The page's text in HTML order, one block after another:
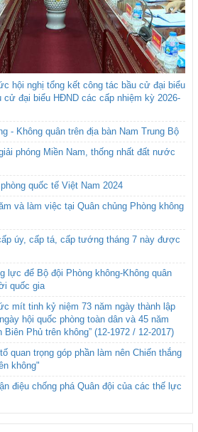
hội nghị tổng kết công tác bầu cử đại biểu
cử đại biểu HĐND các cấp nhiệm kỳ 2026-
- Không quân trên địa bàn Nam Trung Bộ
phóng Miền Nam, thống nhất đất nước
quốc tế Việt Nam 2024
và làm việc tại Quân chủng Phòng không
úy, cấp tá, cấp tướng tháng 7 này được
lực để Bộ đội Phòng không-Không quân
quốc gia
mít tinh kỷ niệm 73 năm ngày thành lập
hội quốc phòng toàn dân và 45 năm
Biên Phủ trên không” (12-1972 / 12-2017)
quan trọng góp phần làm nên Chiến thắng
không"
điệu chống phá Quân đội của các thế lực